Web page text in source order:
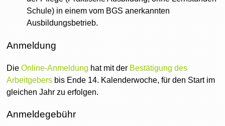
Schule) in einem vom BGS anerkannten
Ausbildungsbetrieb.
Anmeldung
DieOnline-Anmeldung hat mit der Bestätigung des
Arbeitgebers bis Ende 14. Kalenderwoche, für den Start im
gleichen Jahr zu erfolgen.
Anmeldegebühr